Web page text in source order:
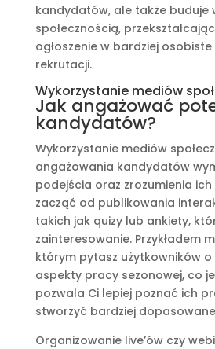
kandydatów, ale także buduje
społecznością,
ogłoszenie w bardziej
rekrutacji.
Wykorzystanie mediów
Jak angażować
kandydatów?
Wykorzystanie mediów
angażowania kandydatów
podejścia oraz zrozumienia ich
zacząć od publikowania
takich jak quizy lub ankiety,
zainteresowanie. Przykładem
którym pytasz użytkowników
aspekty pracy sezonowej, co
pozwala Ci lepiej poznać ich
stworzyć bardziej
Organizowanie live’ów czy